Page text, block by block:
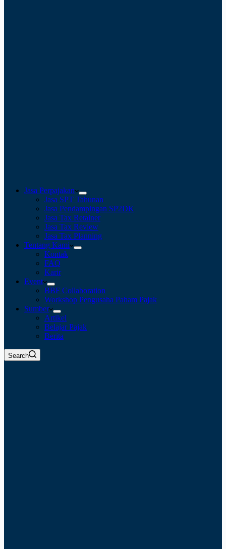
Jasa Perpajakan
Jasa SPT Tahunan
Jasa Pendampingan SP2DK
Jasa Tax Retainer
Jasa Tax Review
Jasa Tax Planning
Tentang Kami
Kontak
FAQ
Karir
Event
BBF Collaboration
Workshop Pengusaha Paham Pajak
Sumber
Artikel
Belajar Pajak
Berita
Search